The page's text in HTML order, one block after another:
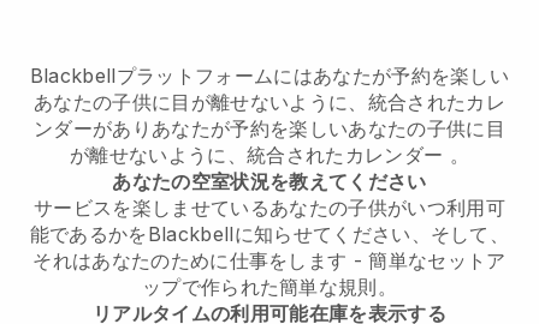
Blackbellプラットフォームにはあなたが予約を楽しい
あなたの子供に目が離せないように、統合されたカレ
ンダーがあり あなたが予約を楽しいあなたの子供に目
が離せないように、統合されたカレンダー 。
あなたの空室状況を教えてください
サービスを楽しませているあなたの子供がいつ利用可
能であるかをBlackbellに知らせてください、そして、
それはあなたのために仕事をします - 簡単なセットア
ップで作られた簡単な規則。
リアルタイムの利用可能在庫を表示する